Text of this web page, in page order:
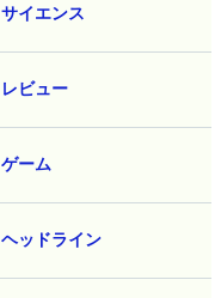
サイエンス
レビュー
ゲーム
ヘッドライン